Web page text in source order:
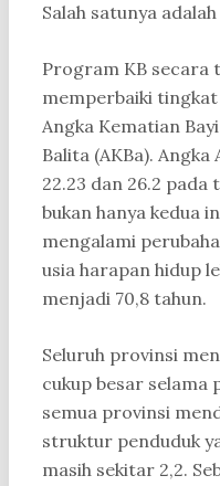
Salah satunya adalah
Program KB secara
memperbaiki
Angka Kematian
Balita (AKBa).
22.23 dan 26.2 pada
bukan hanya kedua
mengalami
usia harapan hidup
menjadi 70,8 tahun.
Seluruh provinsi
cukup besar selama
semua provinsi
struktur penduduk
masih sekitar 2,2.